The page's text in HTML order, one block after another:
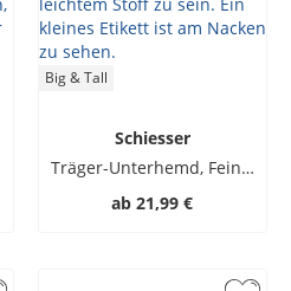
Big & Tall
Schiesser
Träger-Unterhemd, Feinripp
ab 21,99 €